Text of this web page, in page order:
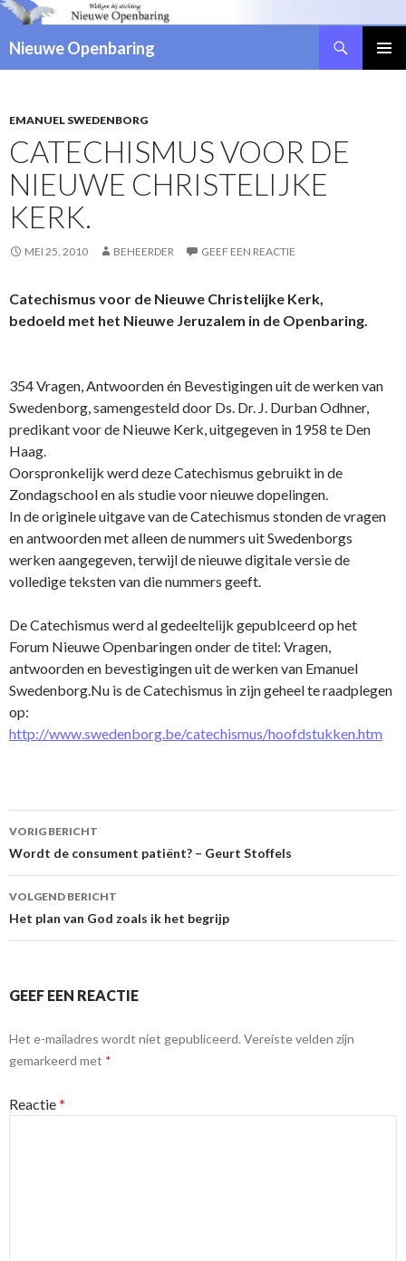
Nieuwe Openbaring
SPRINGEN
EMANUEL SWEDENBORG
CATECHISMUS VOOR DE
NIEUWE CHRISTELIJKE
KERK.
MEI 25, 2010 BEHEERDER GEEF EEN REACTIE
Catechismus voor de Nieuwe Christelijke Kerk,
bedoeld met het Nieuwe Jeruzalem in de Openbaring.
354 Vragen, Antwoorden én Bevestigingen uit de werken van
Swedenborg, samengesteld door Ds. Dr. J. Durban Odhner,
predikant voor de Nieuwe Kerk, uitgegeven in 1958 te Den
Haag.
Oorspronkelijk werd deze Catechismus gebruikt in de
Zondagschool en als studie voor nieuwe dopelingen.
In de originele uitgave van de Catechismus stonden de vragen
en antwoorden met alleen de nummers uit Swedenborgs
werken aangegeven, terwijl de nieuwe digitale versie de
volledige teksten van die nummers geeft.
De Catechismus werd al gedeeltelijk gepublceerd op het
Forum Nieuwe Openbaringen o­nder de titel: Vragen,
antwoorden en bevestigingen uit de werken van Emanuel
Swedenborg.Nu is de Catechismus in zijn geheel te raadplegen
op:
http://www.swedenborg.be/catechismus/hoofdstukken.htm
Berichtnavigatie
VORIG BERICHT
Wordt de consument patiënt? – Geurt Stoffels
VOLGEND BERICHT
Het plan van God zoals ik het begrijp
GEEF EEN REACTIE
Het e-mailadres wordt niet gepubliceerd. Vereiste velden zijn
gemarkeerd met *
Reactie*